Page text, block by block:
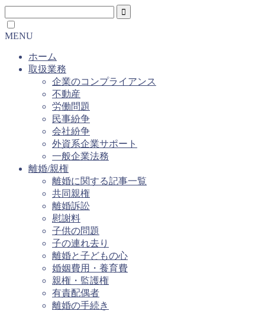
MENU
ホーム
取扱業務
企業のコンプライアンス
不動産
労働問題
民事紛争
会社紛争
外資系企業サポート
一般企業法務
離婚/親権
離婚に関する記事一覧
共同親権
離婚訴訟
慰謝料
子供の問題
子の連れ去り
離婚と子どもの心
婚姻費用・養育費
親権・監護権
有責配偶者
離婚の手続き